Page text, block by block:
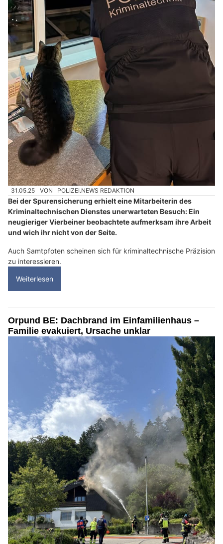
31.05.25 VON POLIZEI.NEWS REDAKTION
Bei der Spurensicherung erhielt eine Mitarbeiterin des
Kriminaltechnischen Dienstes unerwarteten Besuch: Ein
neugieriger Vierbeiner beobachtete aufmerksam ihre Arbeit
und wich ihr nicht von der Seite.
Auch Samtpfoten scheinen sich für kriminaltechnische Präzision
zu interessieren.
Weiterlesen
Orpund BE: Dachbrand im Einfamilienhaus –
Familie evakuiert, Ursache unklar